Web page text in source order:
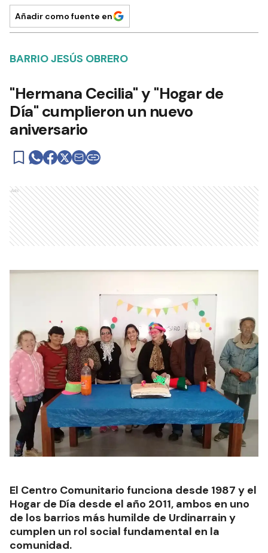
Añadir como fuente en
BARRIO JESÚS OBRERO
"Hermana Cecilia" y "Hogar de
Día" cumplieron un nuevo
aniversario
Ads
El Centro Comunitario funciona desde 1987 y el
Hogar de Día desde el año 2011, ambos en uno
de los barrios más humilde de Urdinarrain y
cumplen un rol social fundamental en la
comunidad.